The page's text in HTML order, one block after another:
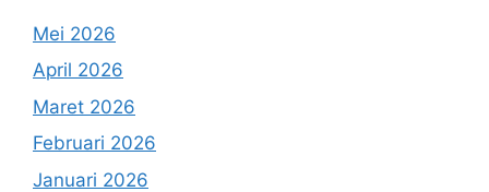
Mei 2026
April 2026
Maret 2026
Februari 2026
Januari 2026